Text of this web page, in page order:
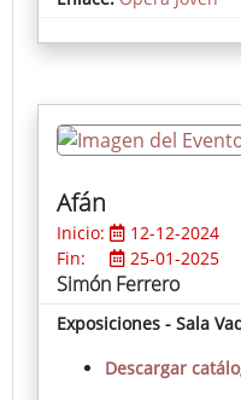
Afán
Inicio:
12-12-2024
Fin:
25-01-2025
Simón Ferrero
Exposiciones - Sala
Descargar